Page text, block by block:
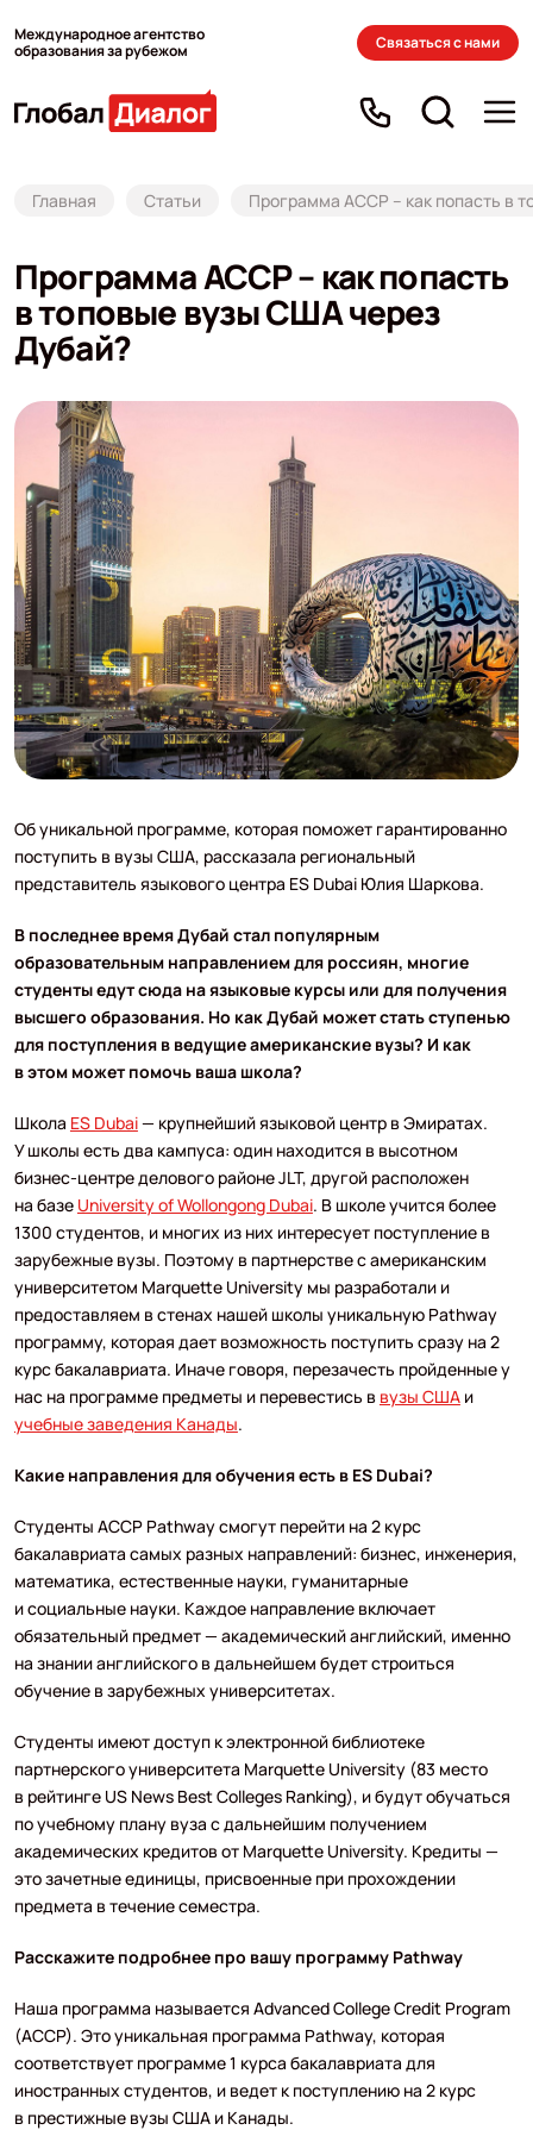
Международное агентство
образования за рубежом
Связаться с нами
Главная Статьи Программа ACCP – как попасть в
Программа ACCP – как попасть
в топовые вузы США через
Дубай?
Об уникальной программе, которая поможет гарантированно
поступить в вузы США, рассказала региональный
представитель языкового центра ES Dubai Юлия Шаркова.
В последнее время Дубай стал популярным
образовательным направлением для россиян, многие
студенты едут сюда на языковые курсы или для получения
высшего образования. Но как Дубай может стать ступенью
для поступления в ведущие американские вузы? И как
в этом может помочь ваша школа?
Школа ES Dubai— крупнейший языковой центр в Эмиратах.
У школы есть два кампуса: один находится в высотном
бизнес-центре делового районе JLT, другой расположен
на базе University of Wollongong Dubai. В школе учится более
1300 студентов, и многих из них интересует поступление в
зарубежные вузы. Поэтому в партнерстве с американским
университетом Marquette University мы разработали и
предоставляем в стенах нашей школы уникальную Pathway
программу, которая дает возможность поступить сразу на 2
курс бакалавриата. Иначе говоря, перезачесть пройденные у
нас на программе предметы и перевестись в вузы СШАи
учебные заведения Канады.
Какие направления для обучения есть в ES Dubai?
Студенты ACCP Pathway смогут перейти на 2 курс
бакалавриата самых разных направлений: бизнес, инженерия,
математика, естественные науки, гуманитарные
и социальные науки. Каждое направление включает
обязательный предмет — академический английский, именно
на знании английского в дальнейшем будет строиться
обучение в зарубежных университетах.
Студенты имеют доступ к электронной библиотеке
партнерского университета Marquette University (83 место
в рейтинге US News Best Colleges Ranking), и будут обучаться
по учебному плану вуза с дальнейшим получением
академических кредитов от Marquette University. Кредиты —
это зачетные единицы, присвоенные при прохождении
предмета в течение семестра.
Расскажите подробнее про вашу программу Pathway
Наша программа называется Advanced College Credit Program
(ACCP). Это уникальная программа Pathway, которая
соответствует программе 1 курса бакалавриата для
иностранных студентов, и ведет к поступлению на 2 курс
в престижные вузы США и Канады.